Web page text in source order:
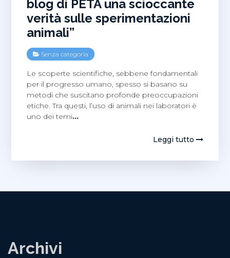
blog di PETA una scioccante
verità sulle sperimentazioni
animali”
Senza categoria
Le scoperte scientifiche, sebbene fondamentali
per il progresso umano, spesso si basano su
metodi che suscitano profonde preoccupazioni
etiche. Tra questi, l’uso di animali nei laboratori è
uno dei temi…
Leggi tutto
Archivi